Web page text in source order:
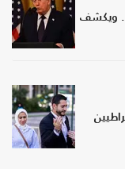
ويكشف